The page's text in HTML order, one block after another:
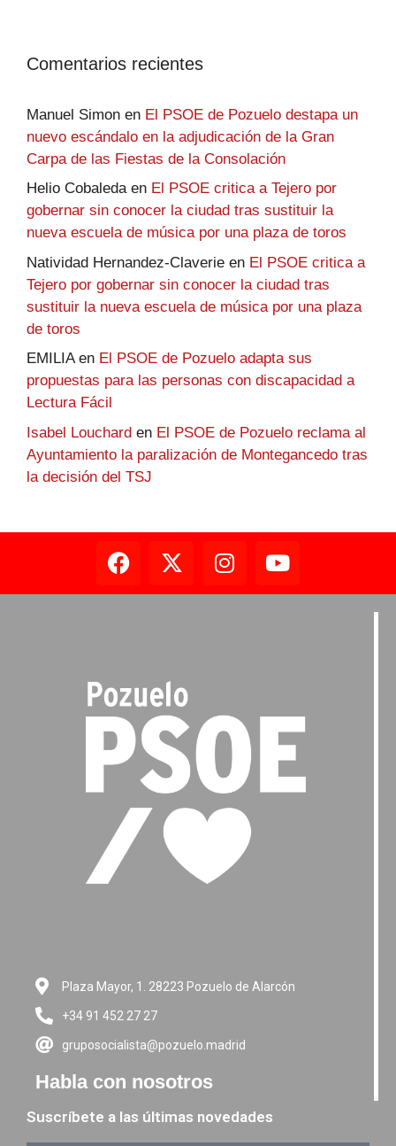
Comentarios recientes
Manuel Simon en El PSOE de Pozuelo destapa un
nuevo escándalo en la adjudicación de la Gran
Carpa de las Fiestas de la Consolación
Helio Cobaledaen El PSOE critica a Tejero por
gobernar sin conocer la ciudad tras sustituir la
nueva escuela de música por una plaza de toros
Natividad Hernandez-Claverie en El PSOE critica a
Tejero por gobernar sin conocer la ciudad tras
sustituir la nueva escuela de música por una plaza
de toros
EMILIAen El PSOE de Pozuelo adapta sus
propuestas para las personas con discapacidad a
Lectura Fácil
Isabel Louchard en El PSOE de Pozuelo reclama al
Ayuntamiento la paralización de Montegancedo tras
la decisión del TSJ
Plaza Mayor, 1. 28223 Pozuelo de Alarcón
+34 91 452 27 27
gruposocialista@pozuelo.madrid
Habla con nosotros
Suscríbete a las últimas novedades